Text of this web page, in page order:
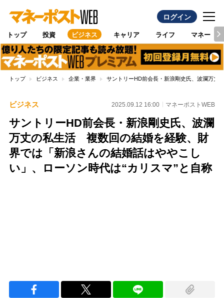
ログイン
トップ 投資 ビジネス キャリア ライフ マネー
トップ ビジネス 企業・業界 サントリーHD前会長・新浪剛史氏、波瀾万丈
ビジネス 2025.09.12 16:00 マネーポストWEB
サントリーHD前会長・新浪剛史氏、波瀾
万丈の私生活 複数回の結婚を経験、財
界では「新浪さんの結婚話はややこし
い」、ローソン時代は“カリスマ”と自称